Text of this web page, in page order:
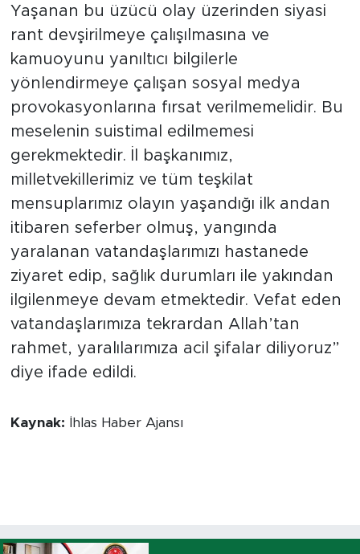
Yaşanan bu üzücü olay üzerinden siyasi
rant devşirilmeye çalışılmasına ve
kamuoyunu yanıltıcı bilgilerle
yönlendirmeye çalışan sosyal medya
provokasyonlarına fırsat verilmemelidir. Bu
meselenin suistimal edilmemesi
gerekmektedir. İl başkanımız,
milletvekillerimiz ve tüm teşkilat
mensuplarımız olayın yaşandığı ilk andan
itibaren seferber olmuş, yangında
yaralanan vatandaşlarımızı hastanede
ziyaret edip, sağlık durumları ile yakından
ilgilenmeye devam etmektedir. Vefat eden
vatandaşlarımıza tekrardan Allah’tan
rahmet, yaralılarımıza acil şifalar diliyoruz”
diye ifade edildi.
Kaynak: İhlas Haber Ajansı